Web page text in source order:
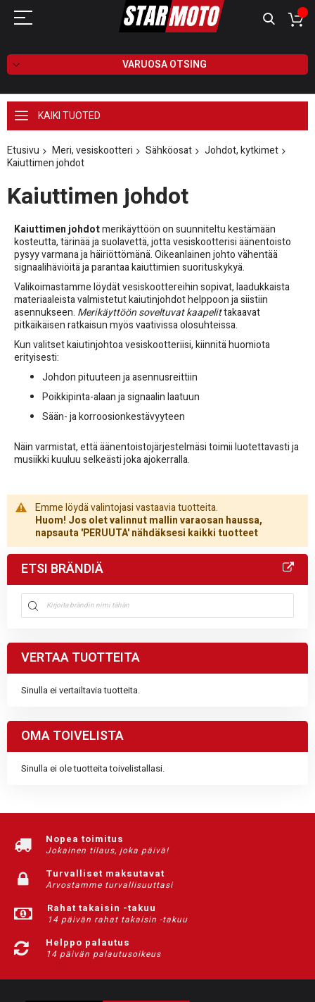
VARUOSA OTSING
KAIKI TUOTED
Etusivu Meri, vesiskootteri Sähköosat
Johdot, kytkimet
Kaiuttimen johdot
Kaiuttimen johdot
Kaiuttimen johdotmerikäyttöön on suunniteltu kestämään
kosteutta, tärinää ja suolavettä, jotta vesiskootterisi äänentoisto
pysyy varmana ja häiriöttömänä. Oikeanlainen johto vähentää
signaalihäviöitä ja parantaa kaiuttimien suorituskykyä.
Valikoimastamme löydät vesiskoottereihin sopivat, laadukkaista
materiaaleista valmistetut kaiutinjohdot helppoon ja siistiin
asennukseen. Merikäyttöön soveltuvat kaapelittakaavat
pitkäikäisen ratkaisun myös vaativissa olosuhteissa.
Kun valitset kaiutinjohtoa vesiskootteriisi, kiinnitä huomiota
erityisesti:
Johdon pituuteen ja asennusreittiin
Poikkipinta-alaan ja signaalin laatuun
Sään- ja korroosionkestävyyteen
Näin varmistat, että äänentoistojärjestelmäsi toimii luotettavasti ja
musiikki kuuluu selkeästi joka ajokerralla.
Emme löydä valintojasi vastaavia tuotteita.
Huom! Jos olet valinnut mallin varaosan haussa,
napsauta 'PERUUTA' nähdäksesi kaikki tuotteet
ETSI BRÄNDIÄ
VERTAA TUOTTEITA
Sinulla ei vertailtavia tuotteita.
OMA TOIVELISTA
Sinulla ei ole tuotteita toivelistallasi.
Nopea toimitus
Jokainen tilaus, joka päivä!
Turvalliset maksutavat
Arvostamme turvallisuuttasi
Rahat takaisin -takuu
14 päivän rahat takaisin -takuu
Helppo palautus
14 päivän palautusoikeus